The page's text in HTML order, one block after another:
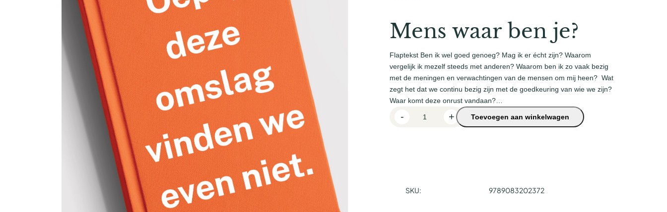
Mens waar ben je?
Flaptekst Ben ik wel goed genoeg? Mag ik er écht zijn? Waarom
vergelijk ik mezelf steeds met anderen? Waarom ben ik zo vaak bezig
met de meningen en verwachtingen van de mensen om mij heen? Wat
zegt het dat we continu bezig zijn met de goedkeuring van wie we zijn?
Waar komt deze onrust vandaan?…
- + Toevoegen aan winkelwagen
SKU: 9789083202372